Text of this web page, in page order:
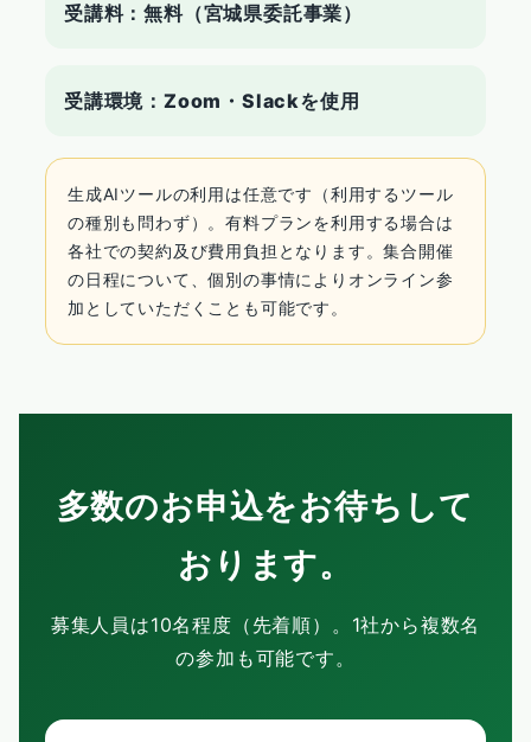
受講料：無料（宮城県委託事業）
受講環境：Zoom・Slackを使用
生成AIツールの利用は任意です（利用するツール
の種別も問わず）。有料プランを利用する場合は
各社での契約及び費用負担となります。集合開催
の日程について、個別の事情によりオンライン参
加としていただくことも可能です。
多数のお申込をお待ちして
おります。
募集人員は10名程度（先着順）。1社から複数名
の参加も可能です。